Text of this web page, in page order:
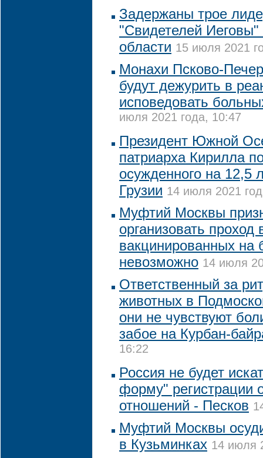
Задержаны трое
"Свидетелей Иеговы"
области 15 июля 2021
Монахи Псково-
будут дежурить в
исповедовать
июля 2021 года, 10:47
Президент Южной
патриарха Кирилла
осужденного на 12,5
Грузии 14 июля 2021
Муфтий Москвы
организовать
вакцинированных на
невозможно 14 июля
Ответственный за
животных в
они не чувствуют
забое на Курбан-
16:22
Россия не будет
форму" регистрации
отношений - Песков
Муфтий Москвы
в Кузьминках 14 июля